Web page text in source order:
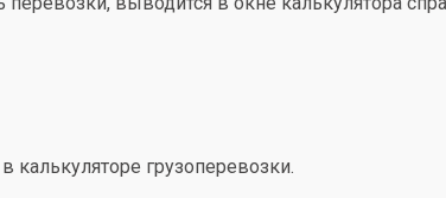
грузоперевозки.